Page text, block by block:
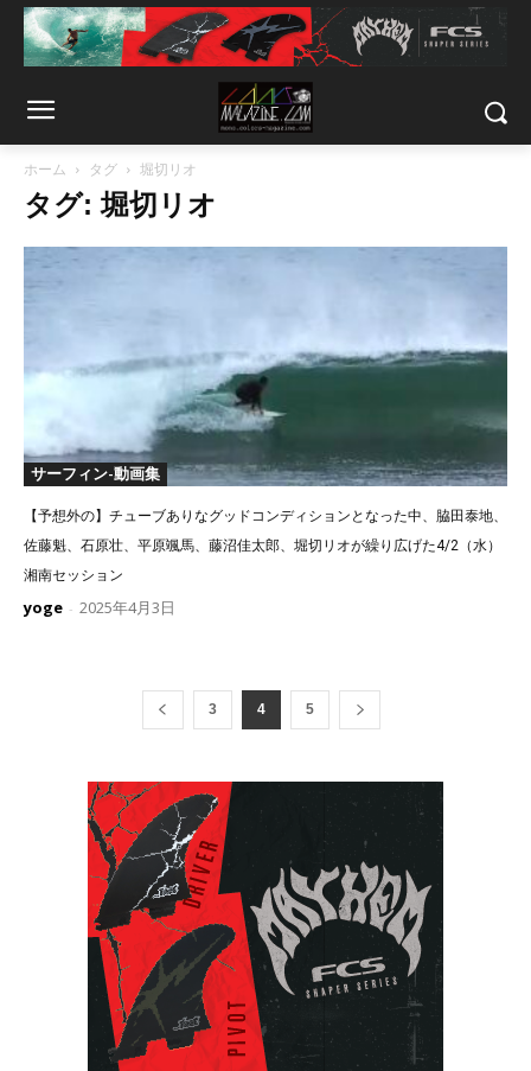
ホーム タグ 堀切リオ
タグ: 堀切リオ
サーフィン-動画集
【予想外の】チューブありなグッドコンディションとなった中、脇田泰地、
佐藤魁、石原壮、平原颯馬、藤沼佳太郎、堀切リオが繰り広げた4/2（水）
湘南セッション
yoge - 2025年4月3日
3 4 5